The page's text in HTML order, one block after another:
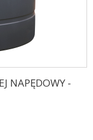
NAPĘDOWY -